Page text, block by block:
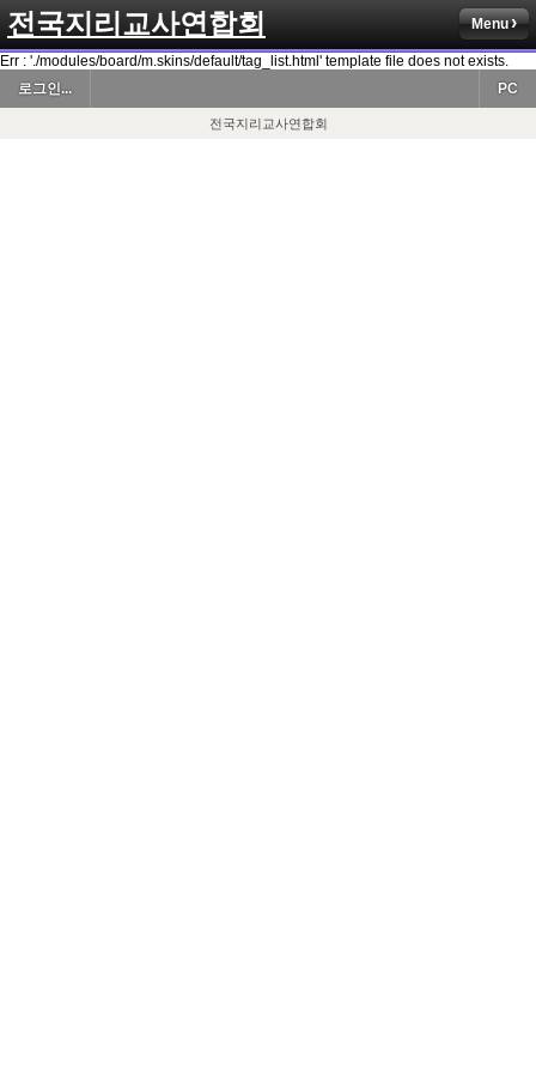
전국지리교사연합회 Menu
Err : './modules/board/m.skins/default/tag_list.html' template file does not exists.
로그인...
PC
전국지리교사연합회